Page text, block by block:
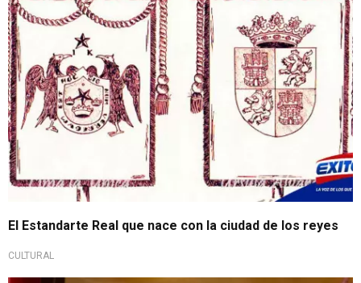
El Estandarte Real que nace con la ciudad de los reyes
CULTURAL